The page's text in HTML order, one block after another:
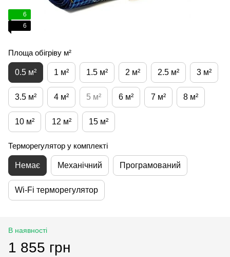
6
6
Площа обігріву м²
0.5 м² 1 м² 1.5 м² 2 м² 2.5 м² 3 м²
3.5 м² 4 м² 5 м² 6 м² 7 м² 8 м²
10 м² 12 м² 15 м²
Терморегулятор у комплекті
Немає Механічний Програмований
Wi-Fi терморегулятор
В наявності
1 855 грн